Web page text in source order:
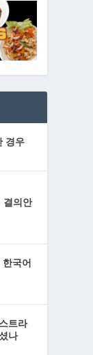
경우
의안
국어
트라
나